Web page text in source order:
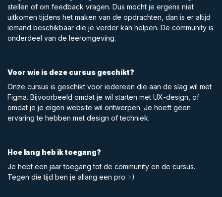
stellen of om feedback vragen. Dus mocht je ergens niet
uitkomen tijdens het maken van de opdrachten, dan is er altijd
iemand beschikbaar die je verder kan helpen. De community is
onderdeel van de leeromgeving.
Voor wie is deze cursus geschikt?
Onze cursus is geschikt voor iedereen die aan de slag wil met
Figma. Bijvoorbeeld omdat je wil starten met UX-design, of
omdat je je eigen website wil ontwerpen. Je hoeft geen
ervaring te hebben met design of techniek.
Hoe lang heb ik toegang?
Je hebt een jaar toegang tot de community en de cursus.
Tegen die tijd ben je allang een pro :-)